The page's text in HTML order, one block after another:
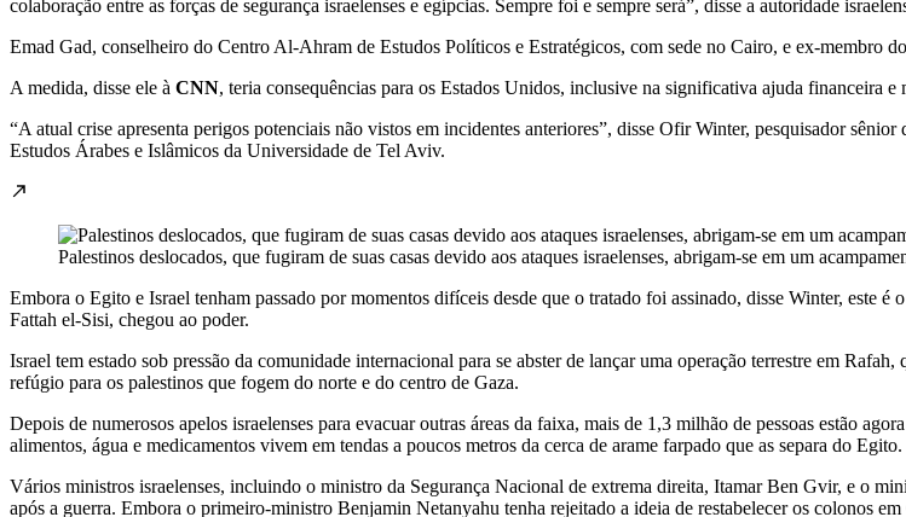
colaboração entre as forças de segurança israelenses e egípcias. Sempre foi e sempre será”, disse a autoridade
Emad Gad, conselheiro do Centro Al-Ahram de Estudos Políticos e Estratégicos, com sede no Cairo, e ex-membro
A medida, disse ele à CNN, teria consequências para os Estados Unidos, inclusive na significativa ajuda financeira
“A atual crise apresenta perigos potenciais não vistos em incidentes anteriores”, disse Ofir Winter, pesquisador
Estudos Árabes e Islâmicos da Universidade de Tel Aviv.
Palestinos deslocados, que fugiram de suas casas devido aos ataques israelenses, abrigam-se em um
Embora o Egito e Israel tenham passado por momentos difíceis desde que o tratado foi assinado, disse Winter, este
Fattah el-Sisi, chegou ao poder.
Israel tem estado sob pressão da comunidade internacional para se abster de lançar uma operação terrestre em
refúgio para os palestinos que fogem do norte e do centro de Gaza.
Depois de numerosos apelos israelenses para evacuar outras áreas da faixa, mais de 1,3 milhão de pessoas estão
alimentos, água e medicamentos vivem em tendas a poucos metros da cerca de arame farpado que as separa do Egito.
Vários ministros israelenses, incluindo o ministro da Segurança Nacional de extrema direita, Itamar Ben Gvir, e o
após a guerra. Embora o primeiro-ministro Benjamin Netanyahu tenha rejeitado a ideia de restabelecer os colonos